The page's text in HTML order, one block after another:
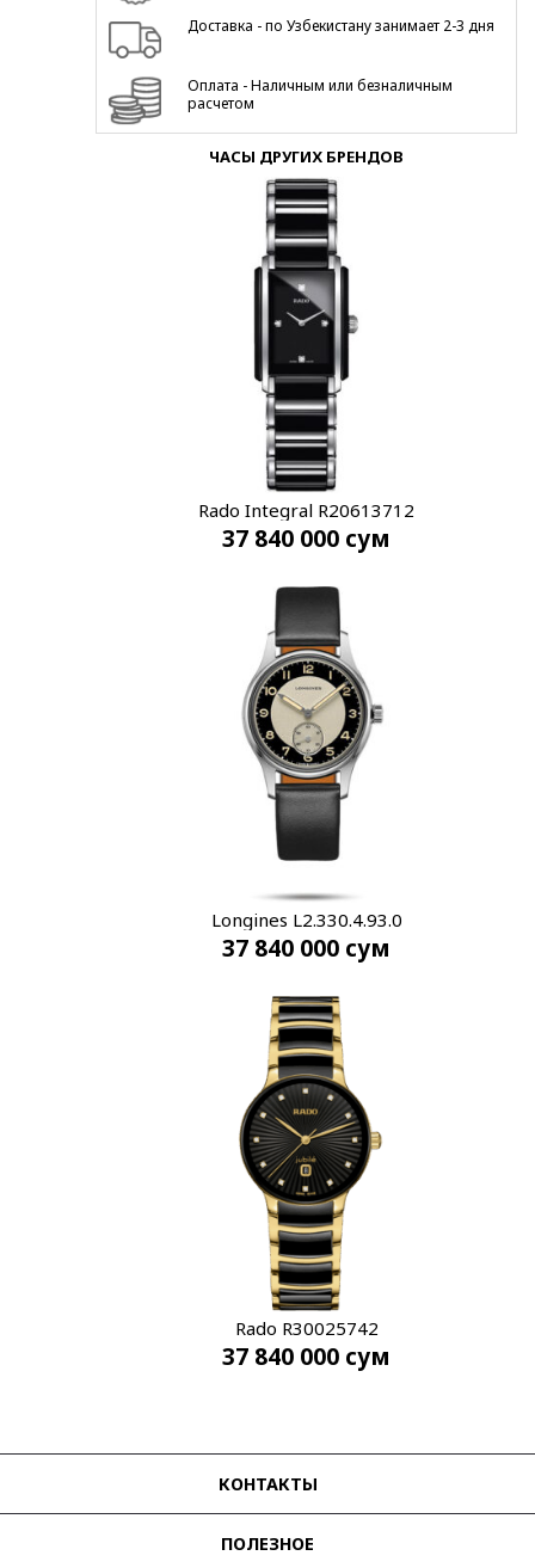
Доставка - по Узбекистану занимает 2-3 дня
Оплата - Наличным или безналичным
расчетом
ЧАСЫ ДРУГИХ БРЕНДОВ
Rado Integral R20613712
37 840 000 сум
Longines L2.330.4.93.0
37 840 000 сум
Rado R30025742
37 840 000 сум
КОНТАКТЫ
ПОЛЕЗНОЕ